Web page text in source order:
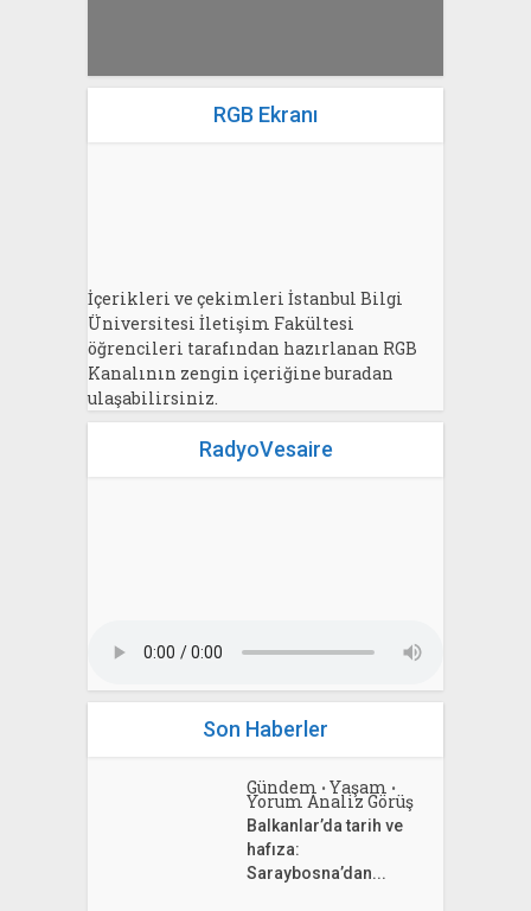
RGB Ekranı
İçerikleri ve çekimleri İstanbul Bilgi
Üniversitesi İletişim Fakültesi
öğrencileri tarafından hazırlanan RGB
Kanalının zengin içeriğine buradan
ulaşabilirsiniz.
RadyoVesaire
Son Haberler
Gündem • Yaşam •
Yorum Analiz Görüş
Balkanlar’da tarih ve
hafıza:
Saraybosna’dan...